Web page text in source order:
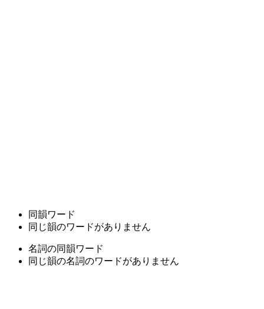
同韻ワード
同じ韻のワードがありません
名詞の同韻ワード
同じ韻の名詞のワードがありません